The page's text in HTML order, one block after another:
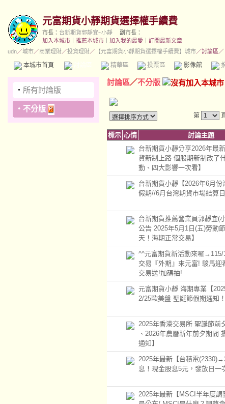
元富期貨小靜期貨選擇權手續費
市長： 台新期貨郭靜宜~小靜
副市長：
加入本城市
推薦本城市 加入我的最愛
訂閱最新文章
udn／城市／商業理財／投資理財／ 【元富期貨小靜期貨選擇權手續費】城市／討論區／
本城市首頁 精華區 投票區 影像館
‧ 所有討論版
‧ 不分版
討論區／不分版
第
標示 心情 討論主題
台新期貨小靜分享2026年最
貨新制上路 個股期新制改了
動、四大影響一次看】
台新期貨小靜【2026年6月份
假期//6月台灣期貨市場結算日
台新期貨推薦營業員郭靜宜(
公告 2025年5月1日(五)勞動
天！海期正常交易】
^^元富期貨新活動來囉→115/
交易『外期』來元富! 駿馬迎
交易送!加碼抽!
元富期貨小靜 海期專業【
2/25歐美盤 聖誕節假期通知！
2025年香港交易所 聖誕節前
、2026年農曆新年前夕期間
通知】
2025年最新【台積電
息！現金股息5元，發放日一
2025年最新【MSCI半年度調